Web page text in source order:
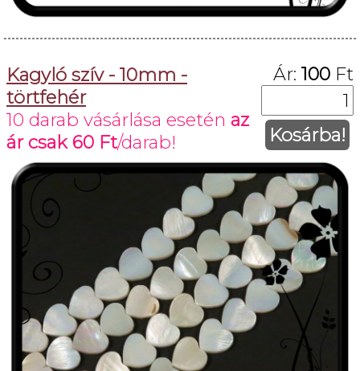
Kagyló szív - 10mm -
törtfehér
10 darab vásárlása esetén az
ár csak60 Ft/darab!
Ár: 100 Ft
Kosárba!